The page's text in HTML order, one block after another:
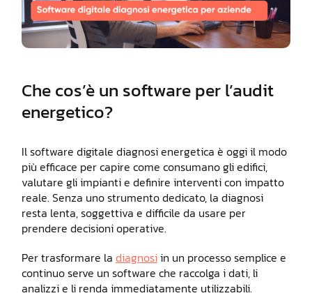
Che cos’è un software per l’audit
energetico?
Il software digitale diagnosi energetica è oggi il modo
più efficace per capire come consumano gli edifici,
valutare gli impianti e definire interventi con impatto
reale. Senza uno strumento dedicato, la diagnosi
resta lenta, soggettiva e difficile da usare per
prendere decisioni operative.
Per trasformare la diagnosiin un processo semplice e
continuo serve un software che raccolga i dati, li
analizzi e li renda immediatamente utilizzabili.